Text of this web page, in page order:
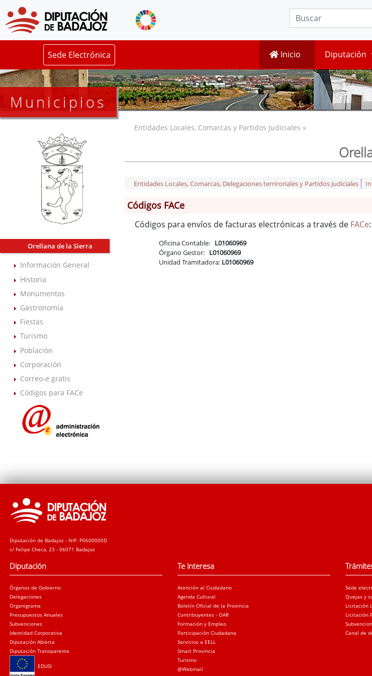
Sede Electrónica Inicio Diputación
Municipios
Orellana de la Sierra
Información General
Historia
Monumentos
Gastronomía
Fiestas
Turismo
Población
Corporación
Correo-e gratis
Códigos para FACe
Entidades Locales, Comarcas y Partidos Judiciales »
Entidades Locales, Comarcas, Delegaciones terriroriales y Partidos Judiciales
Códigos FACe
Códigos para envíos de facturas electrónicas a través de FACe:
Oficina Contable: L01060969
Órgano Gestor: L01060969
Unidad Tramitadora: L01060969
Diputación de Badajoz - NIF: P0600000D
c/ Felipe Checa, 23 - 06071 Badajoz
Diputación
Órganos de Gobierno
Delegaciones
Organigrama
Presupuestos Anuales
Subvenciones
Identidad Corporativa
Diputación Abierta
Diputación Transparente
EDUSI
Te interesa
Atención al Ciudadano
Agenda Cultural
Boletín Oficial de la Provincia
Contribuyentes - OAR
Formación y Empleo
Participación Ciudadana
Servicios a EELL
Smart Provincia
Turismo
@Webmail
Sede
Quejas y
Licitación
Licitación
Canal de